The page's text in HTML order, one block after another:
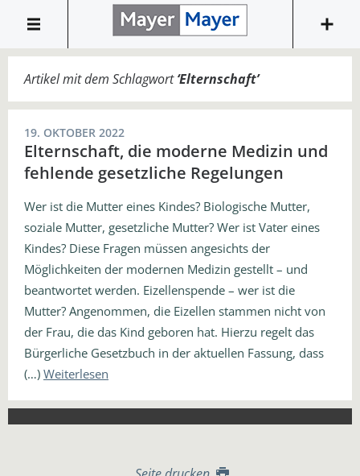
Artikel mit dem Schlagwort‘Elternschaft’
19. OKTOBER 2022
Elternschaft, die moderne Medizin und
fehlende gesetzliche Regelungen
Wer ist die Mutter eines Kindes? Biologische Mutter,
soziale Mutter, gesetzliche Mutter? Wer ist Vater eines
Kindes? Diese Fragen müssen angesichts der
Möglichkeiten der modernen Medizin gestellt – und
beantwortet werden. Eizellenspende – wer ist die
Mutter? Angenommen, die Eizellen stammen nicht von
der Frau, die das Kind geboren hat. Hierzu regelt das
Bürgerliche Gesetzbuch in der aktuellen Fassung, dass
(…) Weiterlesen